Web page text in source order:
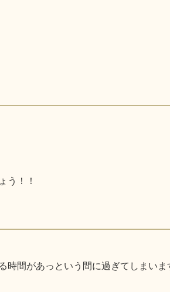
う！！
時間があっという間に過ぎてしまい